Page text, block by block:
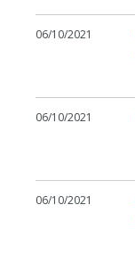
06/10/2021
06/10/2021
06/10/2021